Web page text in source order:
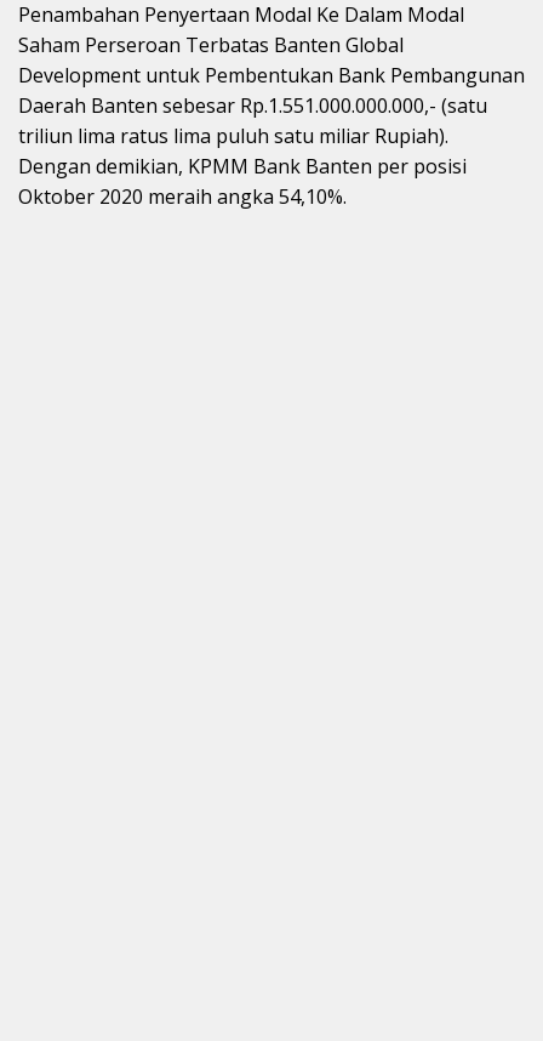
Penambahan Penyertaan Modal Ke Dalam Modal
Saham Perseroan Terbatas Banten Global
Development untuk Pembentukan Bank Pembangunan
Daerah Banten sebesar Rp.1.551.000.000.000,- (satu
triliun lima ratus lima puluh satu miliar Rupiah).
Dengan demikian, KPMM Bank Banten per posisi
Oktober 2020 meraih angka 54,10%.